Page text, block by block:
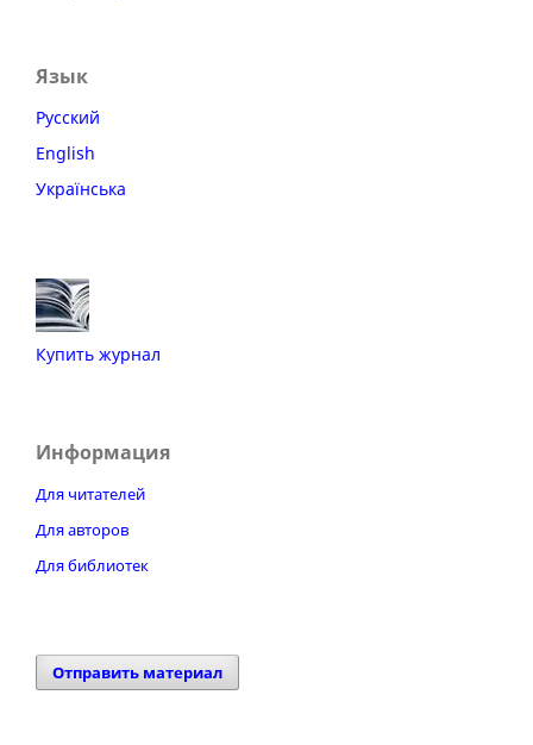
Язык
Русский
English
Українська
Купить журнал
Информация
Для читателей
Для авторов
Для библиотек
Отправить материал